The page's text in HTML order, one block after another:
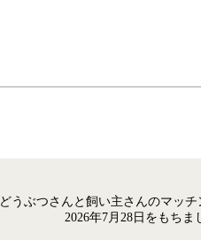
どうぶつさんと飼い主さんのマッ
2026年7月28日をもちま